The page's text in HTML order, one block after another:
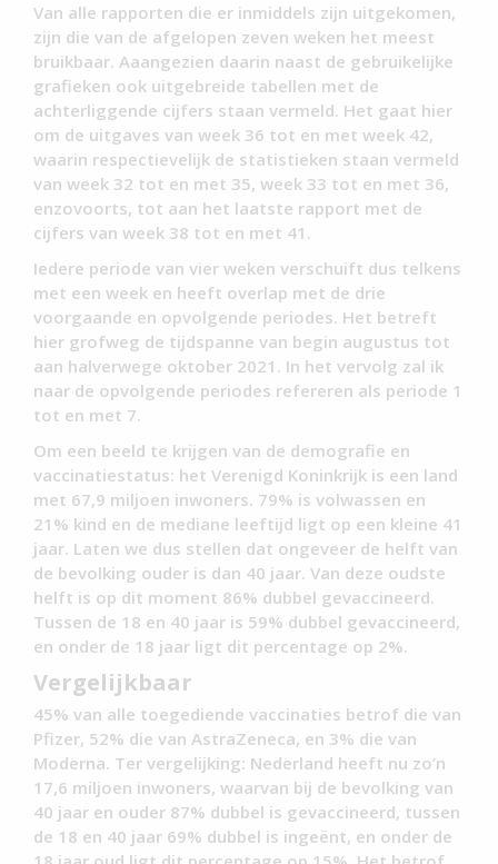
Van alle rapporten die er inmiddels zijn uitgekomen,
zijn die van de afgelopen zeven weken het meest
bruikbaar. Aaangezien daarin naast de gebruikelijke
grafieken ook uitgebreide tabellen met de
achterliggende cijfers staan vermeld. Het gaat hier
om de uitgaves van week 36 tot en met week 42,
waarin respectievelijk de statistieken staan vermeld
van week 32 tot en met 35, week 33 tot en met 36,
enzovoorts, tot aan het laatste rapport met de
cijfers van week 38 tot en met 41.
Iedere periode van vier weken verschuift dus telkens
met een week en heeft overlap met de drie
voorgaande en opvolgende periodes. Het betreft
hier grofweg de tijdspanne van begin augustus tot
aan halverwege oktober 2021. In het vervolg zal ik
naar de opvolgende periodes refereren als periode 1
tot en met 7.
Om een beeld te krijgen van de demografie en
vaccinatiestatus: het Verenigd Koninkrijk is een land
met 67,9 miljoen inwoners. 79% is volwassen en
21% kind en de mediane leeftijd ligt op een kleine 41
jaar. Laten we dus stellen dat ongeveer de helft van
de bevolking ouder is dan 40 jaar. Van deze oudste
helft is op dit moment 86% dubbel gevaccineerd.
Tussen de 18 en 40 jaar is 59% dubbel gevaccineerd,
en onder de 18 jaar ligt dit percentage op 2%.
Vergelijkbaar
45% van alle toegediende vaccinaties betrof die van
Pfizer, 52% die van AstraZeneca, en 3% die van
Moderna. Ter vergelijking: Nederland heeft nu zo’n
17,6 miljoen inwoners, waarvan bij de bevolking van
40 jaar en ouder 87% dubbel is gevaccineerd, tussen
de 18 en 40 jaar 69% dubbel is ingeënt, en onder de